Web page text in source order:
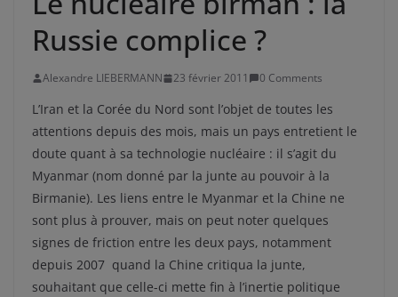
Russie complice ?
Alexandre LIEBERMANN 23 février 2011 0 Comments
L’Iran et la Corée du Nord sont l’objet de toutes les
attentions depuis des mois, mais un pays entretient le
doute quant à sa technologie nucléaire : il s’agit du
Myanmar (nom donné par la junte au pouvoir à la
Birmanie). Les liens entre le Myanmar et la Chine ne
sont plus à prouver, mais on peut noter quelques
signes de friction entre les deux pays, notamment
depuis 2007 quand la Chine critiqua la junte,
souhaitant que celle-ci mette fin à l’inertie politique